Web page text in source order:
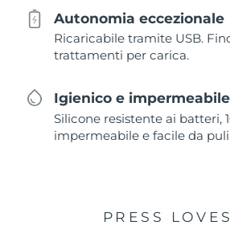
Autonomia eccezionale
Ricaricabile tramite USB.
trattamenti per carica.
Igienico e impermeabile
Silicone resistente ai batteri,
impermeabile e facile da
PRESS